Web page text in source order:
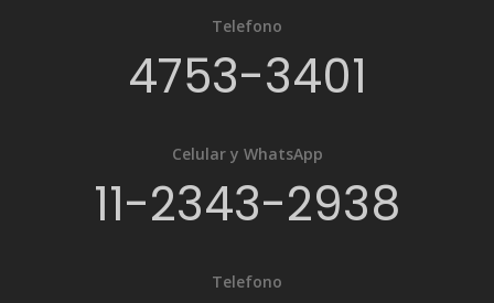
Telefono
4753-3401
Celular y WhatsApp
11-2343-2938
Telefono